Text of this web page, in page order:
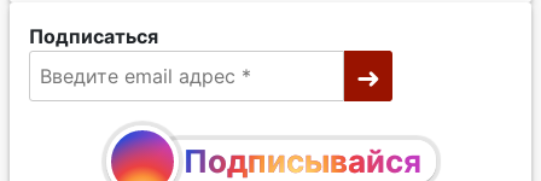
Подписаться
Подписывайся